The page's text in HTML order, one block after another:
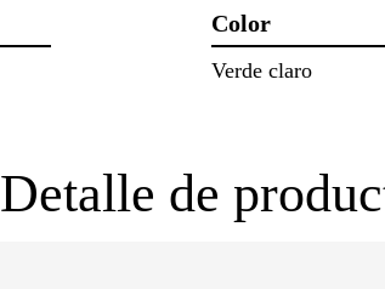
Color
Verde claro
Detalle de